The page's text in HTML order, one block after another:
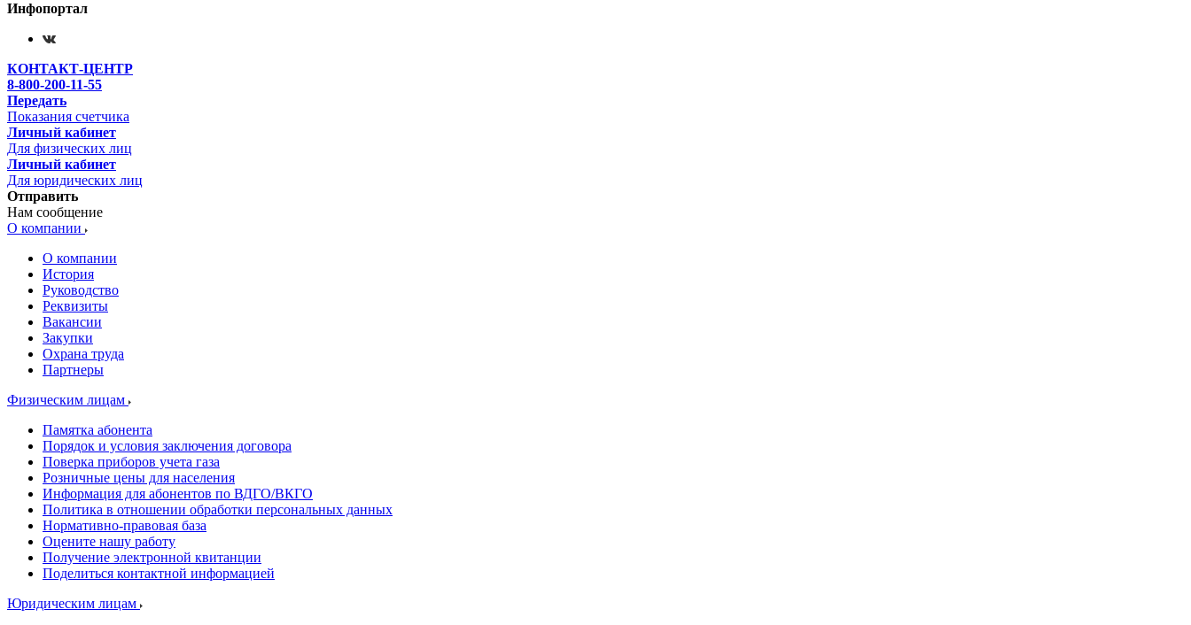
Инфопортал
КОНТАКТ-ЦЕНТР
8-800-200-11-55
Передать
Показания счетчика
Личный кабинет
Для физических лиц
Личный кабинет
Для юридических лиц
Отправить
Нам сообщение
О компании
О компании
История
Руководство
Реквизиты
Вакансии
Закупки
Охрана труда
Партнеры
Физическим лицам
Памятка абонента
Порядок и условия заключения договора
Поверка приборов учета газа
Розничные цены для населения
Информация для абонентов по ВДГО/ВКГО
Политика в отношении обработки персональных данных
Нормативно-правовая база
Оцените нашу работу
Получение электронной квитанции
Поделиться контактной информацией
Юридическим лицам